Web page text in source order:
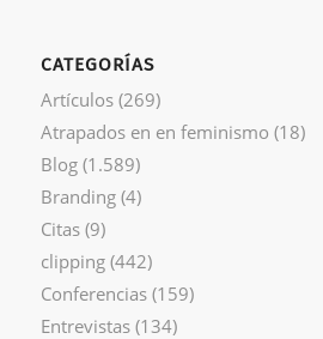
CATEGORÍAS
Artículos(269)
Atrapados en en feminismo (18)
Blog(1.589)
Branding(4)
Citas(9)
clipping(442)
Conferencias(159)
Entrevistas(134)